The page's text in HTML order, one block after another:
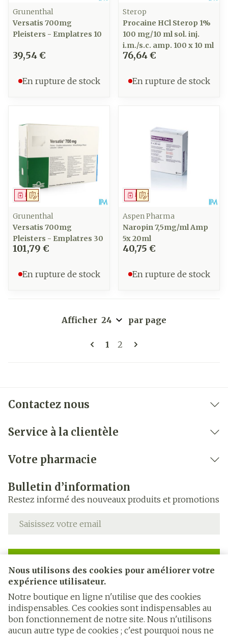
Nous utilisons des cookies pour améliorer votre
expérience utilisateur.
Notre boutique en ligne n'utilise que des cookies
indispensables. Ces cookies sont indispensables au
bon fonctionnement de notre site. Nous n'utilisons
aucun autre type de cookies ; c'est pourquoi nous ne
Grunenthal
Versatis 700mg
Pleisters - Emplatres 10
39,54 €
En rupture de stock
Sterop
Procaine HCl Sterop 1%
100 mg/10 ml sol. inj.
i.m./s.c. amp. 100 x 10 ml
76,64 €
En rupture de stock
Sur prescription
Médicament
Grunenthal
Versatis 700mg
Pleisters - Emplatres 30
101,79 €
En rupture de stock
Sur prescription
Médicament
Aspen Pharma
Naropin 7,5mg/ml Amp
5x 20ml
40,75 €
En rupture de stock
Pages
Vous lisez actuellement la
1 Page
2
Afficher par page
Contactez nous
Service à la clientèle
Votre pharmacie
Bulletin d’information
Restez informé des nouveaux produits et promotions
Adresse mail
En cliquant sur s'abonner, vous vous abonnez à notre
newsletter et acceptez notrepolitique de confidentialité